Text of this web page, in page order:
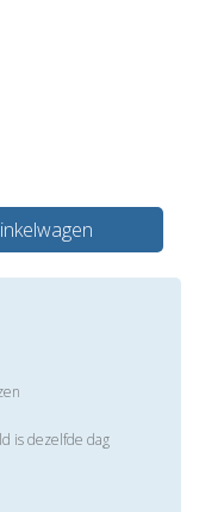
is dezelfde dag